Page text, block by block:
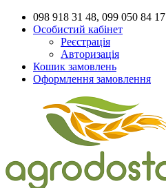
098 918 31 48, 099 050 84 17
Особистий кабінет
Реєстрація
Авторизація
Кошик замовлень
Оформлення замовлення